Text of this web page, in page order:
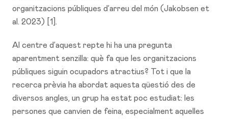
organitzacions públiques d’arreu del món (Jakobsen et
al. 2023) [1].
Al centre d’aquest repte hi ha una pregunta
aparentment senzilla: què fa que les organitzacions
públiques siguin ocupadors atractius? Tot i que la
recerca prèvia ha abordat aquesta qüestió des de
diversos angles, un grup ha estat poc estudiat: les
persones que canvien de feina, especialment aquelles